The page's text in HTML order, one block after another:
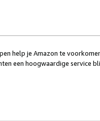
help je Amazon te
een hoogwaardige service